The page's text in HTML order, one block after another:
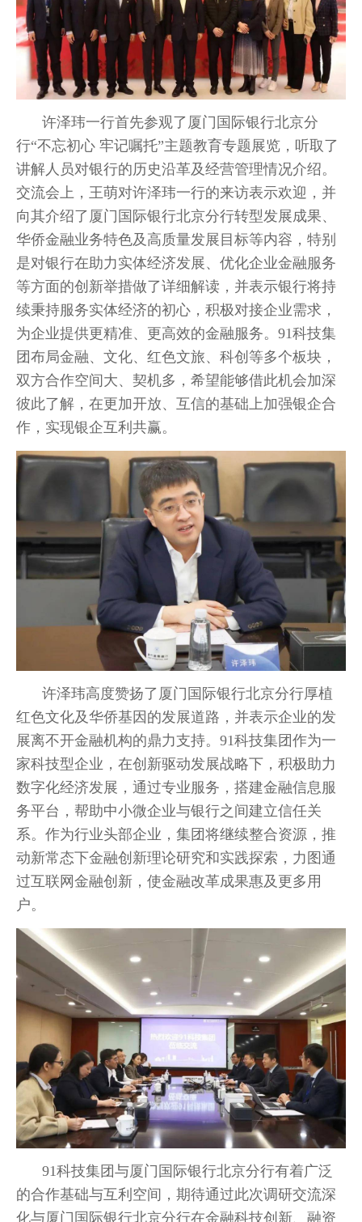
许泽玮一行首先参观了厦门国际银行北京分
行“不忘初心 牢记嘱托”主题教育专题展览，听取了
讲解人员对银行的历史沿革及经营管理情况介绍。
交流会上，王萌对许泽玮一行的来访表示欢迎，并
向其介绍了厦门国际银行北京分行转型发展成果、
华侨金融业务特色及高质量发展目标等内容，特别
是对银行在助力实体经济发展、优化企业金融服务
等方面的创新举措做了详细解读，并表示银行将持
续秉持服务实体经济的初心，积极对接企业需求，
为企业提供更精准、更高效的金融服务。91科技集
团布局金融、文化、红色文旅、科创等多个板块，
双方合作空间大、契机多，希望能够借此机会加深
彼此了解，在更加开放、互信的基础上加强银企合
作，实现银企互利共赢。
许泽玮高度赞扬了厦门国际银行北京分行厚植
红色文化及华侨基因的发展道路，并表示企业的发
展离不开金融机构的鼎力支持。91科技集团作为一
家科技型企业，在创新驱动发展战略下，积极助力
数字化经济发展，通过专业服务，搭建金融信息服
务平台，帮助中小微企业与银行之间建立信任关
系。作为行业头部企业，集团将继续整合资源，推
动新常态下金融创新理论研究和实践探索，力图通
过互联网金融创新，使金融改革成果惠及更多用
户。
91科技集团与厦门国际银行北京分行有着广泛
的合作基础与互利空间，期待通过此次调研交流深
化与厦门国际银行北京分行在金融科技创新、融资